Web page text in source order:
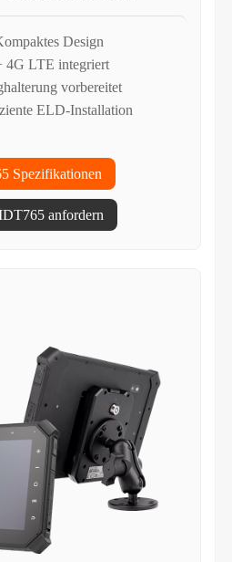
Design
4G LTE integriert
vorbereitet
ELD-Installation
Spezifikationen
anfordern